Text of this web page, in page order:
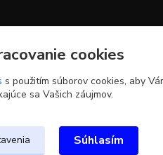
cookies
s použitím súborov cookies, aby
sa Vašich záujmov.
Súhlasím